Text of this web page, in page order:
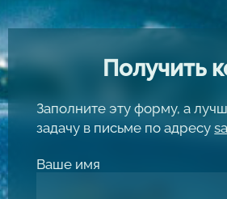
Получить
Заполните эту форму, а
задачу в письме по адресу
Ваше имя